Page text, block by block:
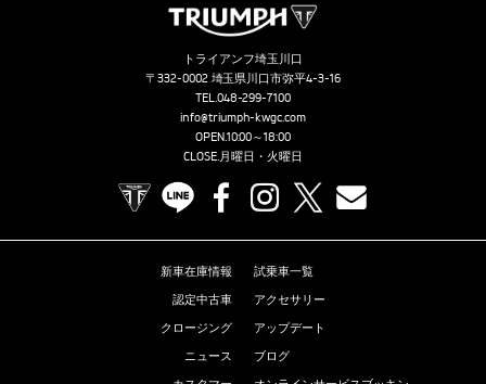
トライアンフ埼玉川口
〒332-0002 埼玉県川口市弥平4-3-16
TEL.048-299-7100
info@triumph-kwgc.com
OPEN.10:00～18:00
CLOSE.月曜日・火曜日
TRIUMPH OFFICIAL SITE
LINE FacebookInstagram
新車在庫情報
試乗車一覧
認定中古車
アクセサリー
クロージング
アップデート
ニュース
ブログ